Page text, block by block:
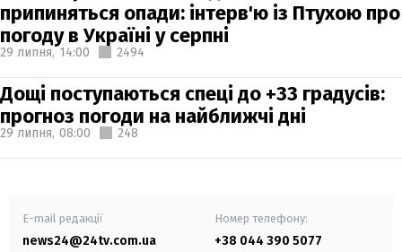
припиняться опади: інтерв'ю із Птухою про
погоду в Україні у серпні
29 липня, 14:00 2494
Дощі поступаються спеці до +33 градусів:
прогноз погоди на найближчі дні
29 липня, 08:00 248
E-mail редакції
news24@24tv.com.ua
Номер телефону:
+38 044 390 5077